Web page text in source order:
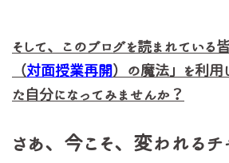
そして、このブログを読まれている
（対面授業再開）の魔法」を利用
た自分になってみませんか？
さあ、今こそ、変われるチ